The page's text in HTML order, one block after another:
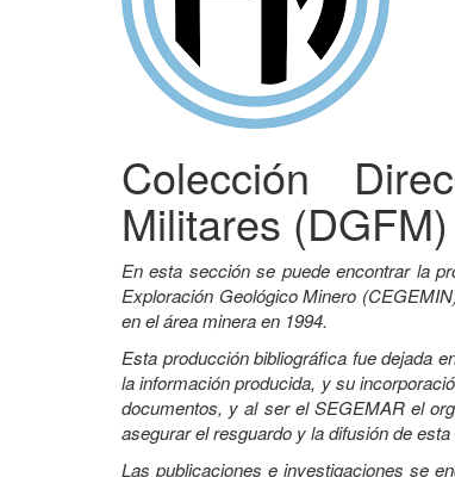
Colección
Militares (DGFM)
En esta sección se puede encontrar la
Exploración Geológico Minero
en el área minera en 1994.
Esta producción bibliográfica fue dejada
la información producida, y su
documentos, y al ser el SEGEMAR el
asegurar el resguardo y la difusión de
Las publicaciones e investigaciones se